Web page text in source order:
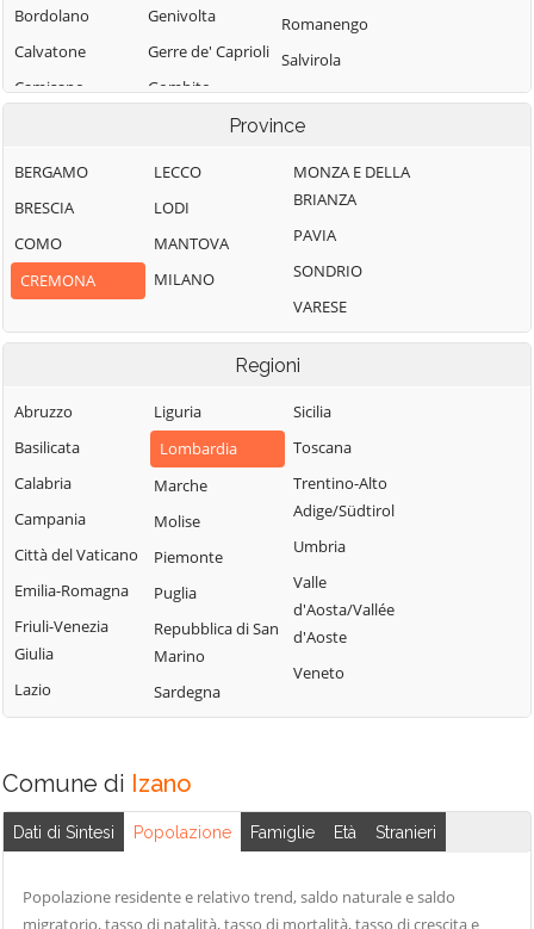
Bordolano
Calvatone
Camisano
Cantone
Cappella de'
Capralba
Uniti
Casale Cremasco-
Vidolasco
Casaletto
Sopra
Casaletto Vaprio
Casteldidone
Castelleone
Castelverde
Castelvisconti
Cella Dati
Genivolta
Gerre de' Caprioli
Gombito
Uniti
Gussola
Isola Dovarese
Martignana di Po
Monte Cremasco
Offanengo
Olmeneta
Ostiano
Paderno
Palazzo Pignano
Pandino
Persico Dosimo
Pescarolo ed
Uniti
Romanengo
Salvirola
San Bassano
San Daniele Po
San Giovanni in
Croce
San Martino del
Scandolara Ripa
Sergnano
Sesto ed Uniti
Solarolo Rainerio
Soncino
Sospiro
Spinadesco
Spineda
Torlino Vimercati
Province
BERGAMO
BRESCIA
COMO
CREMONA
LECCO
LODI
MANTOVA
MILANO
MONZA E DELLA
BRIANZA
PAVIA
SONDRIO
VARESE
Regioni
Abruzzo
Basilicata
Calabria
Campania
Città del Vaticano
Emilia-Romagna
Friuli-Venezia
Giulia
Lazio
Liguria
Lombardia
Marche
Molise
Piemonte
Puglia
Repubblica di San
Marino
Sardegna
Sicilia
Toscana
Trentino-Alto
Adige/Südtirol
Umbria
Valle
d'Aosta/Vallée
d'Aoste
Veneto
Comune di Izano
Dati di Sintesi Popolazione Famiglie Età Stranieri
Popolazione residente e relativo trend, saldo naturale e saldo
migratorio, tasso di natalità, tasso di mortalità, tasso di crescita e